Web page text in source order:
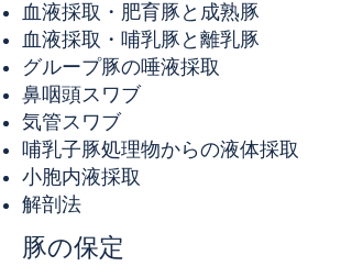
血液採取・肥育豚と成熟豚
血液採取・哺乳豚と離乳豚
グループ豚の唾液採取
鼻咽頭スワブ
気管スワブ
哺乳子豚処理物からの液体採取
小胞内液採取
解剖法
豚の保定